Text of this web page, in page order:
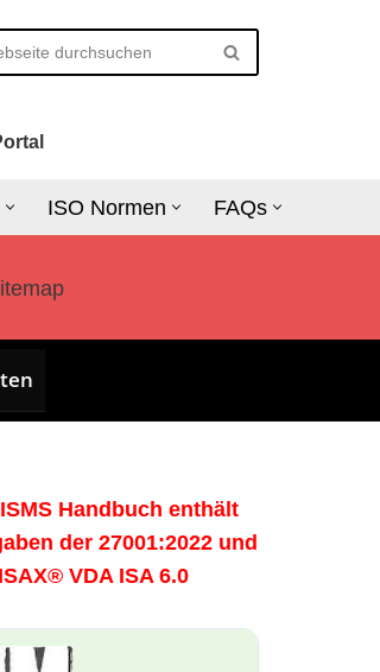
ISO Normen FAQs
Handbuch enthält
der 27001:2022 und
VDA ISA 6.0